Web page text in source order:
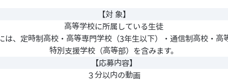
【対 象】
高等学校に所属している生徒
は、定時制高校・高等専門学校（3年生以下）・通信制高校・高
特別支援学校（高等部）を含みます。
【応募内容】
３分以内の動画